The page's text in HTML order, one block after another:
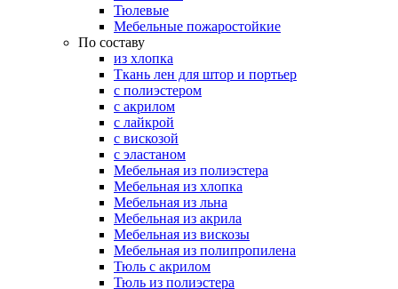
Тюлевые
Мебельные пожаростойкие
По составу
из хлопка
Ткань лен для штор и портьер
с полиэстером
с акрилом
с лайкрой
с вискозой
с эластаном
Мебельная из полиэстера
Мебельная из хлопка
Мебельная из льна
Мебельная из акрила
Мебельная из вискозы
Мебельная из полипропилена
Тюль с акрилом
Тюль из полиэстера